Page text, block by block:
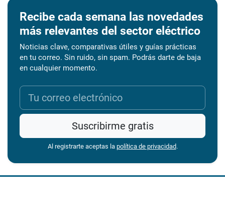
Recibe cada semana las novedades
más relevantes del sector eléctrico
Noticias clave, comparativas útiles y guías prácticas
en tu correo. Sin ruido, sin spam. Podrás darte de baja
en cualquier momento.
Suscribirme gratis
Al registrarte aceptas la política de privacidad.